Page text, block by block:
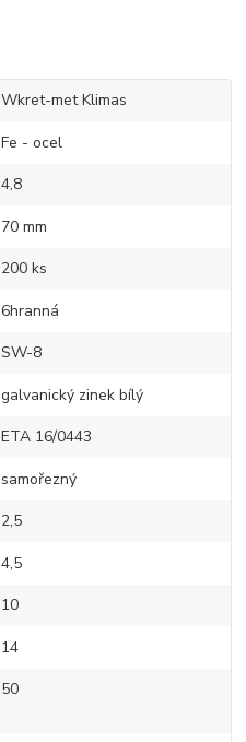
Wkret-met Klimas
Fe - ocel
4,8
70 mm
200 ks
6hranná
SW-8
galvanický zinek bílý
ETA 16/0443
samořezný
2,5
4,5
10
14
50